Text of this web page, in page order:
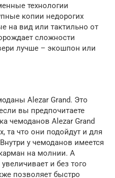
технологии
копии недорогих
на вид или тактильно от
сложности
лучше – экошпон или
Alezar Grand. Это
вы предпочитаете
чемоданов Alezar Grand
та что они подойдут и для
у чемоданов имеется
на молнии. А
и без того
позволяет быстро